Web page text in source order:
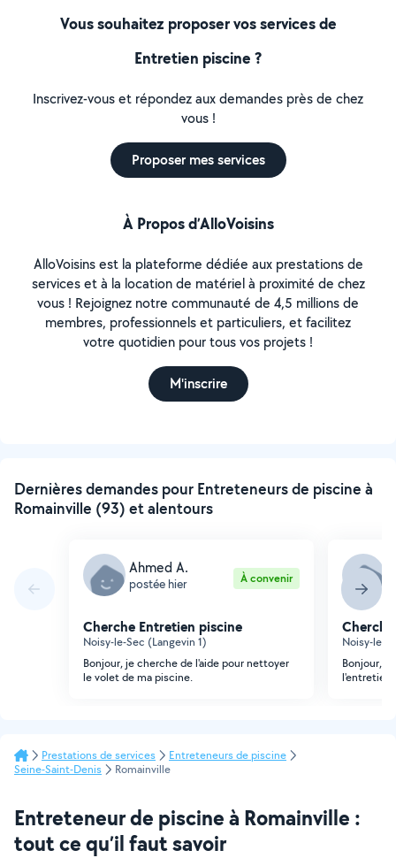
Vous souhaitez proposer vos services de
Entretien piscine ?
Inscrivez-vous et répondez aux demandes près de chez
vous !
Proposer mes services
À Propos d’AlloVoisins
AlloVoisins est la plateforme dédiée aux prestations de
services et à la location de matériel à proximité de chez
vous ! Rejoignez notre communauté de 4,5 millions de
membres, professionnels et particuliers, et facilitez
votre quotidien pour tous vos projets !
M'inscrire
Dernières demandes pour Entreteneurs de piscine à
Romainville (93) et alentours
Ahmed A.
postée hier À convenir
Cherche Entretien piscine
Noisy-le-Sec (Langevin 1)
Bonjour, je cherche de l'aide pour nettoyer
le volet de ma piscine.
Noisy-le-
Bonjour,
l'entretien
Prestations de services
Entreteneurs de piscine
Seine-Saint-Denis
Romainville
Entreteneur de piscine à Romainville :
tout ce qu’il faut savoir